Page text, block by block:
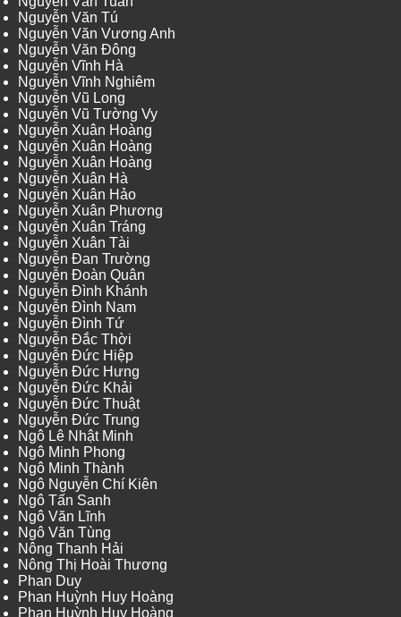
Nguyễn Văn Tú
Nguyễn Văn Vương Anh
Nguyễn Văn Đông
Nguyễn Vĩnh Hà
Nguyễn Vĩnh Nghiêm
Nguyễn Vũ Long
Nguyễn Vũ Tường Vy
Nguyễn Xuân Hoàng
Nguyễn Xuân Hoàng
Nguyễn Xuân Hoàng
Nguyễn Xuân Hà
Nguyễn Xuân Hảo
Nguyễn Xuân Phương
Nguyễn Xuân Tráng
Nguyễn Xuân Tài
Nguyễn Đan Trường
Nguyễn Đoàn Quân
Nguyễn Đình Khánh
Nguyễn Đình Nam
Nguyễn Đình Tứ
Nguyễn Đắc Thời
Nguyễn Đức Hiệp
Nguyễn Đức Hưng
Nguyễn Đức Khải
Nguyễn Đức Thuật
Nguyễn Đức Trung
Ngô Lê Nhật Minh
Ngô Minh Phong
Ngô Minh Thành
Ngô Nguyễn Chí Kiên
Ngô Tấn Sanh
Ngô Văn Lĩnh
Ngô Văn Tùng
Nông Thanh Hải
Nông Thị Hoài Thương
Phan Duy
Phan Huỳnh Huy Hoàng
Phan Huỳnh Huy Hoàng